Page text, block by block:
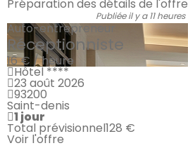
Préparation des détails de l'offre
Publiée il y a 11 heures
Auto-entrepreneur
Réceptionniste
16 € / heure
Hôtel ****
23 août 2026
93200
Saint-denis
1 jour
Total prévisionnel128 €
Voir l'offre